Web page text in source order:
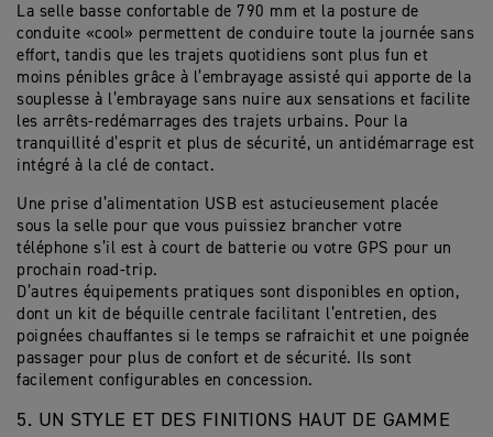
La selle basse confortable de 790 mm et la posture de
conduite «cool» permettent de conduire toute la journée sans
effort, tandis que les trajets quotidiens sont plus fun et
moins pénibles grâce à l’embrayage assisté qui apporte de la
souplesse à l’embrayage sans nuire aux sensations et facilite
les arrêts-redémarrages des trajets urbains. Pour la
tranquillité d’esprit et plus de sécurité, un antidémarrage est
intégré à la clé de contact.
Une prise d’alimentation USB est astucieusement placée
sous la selle pour que vous puissiez brancher votre
téléphone s’il est à court de batterie ou votre GPS pour un
prochain road-trip.
D’autres équipements pratiques sont disponibles en option,
dont un kit de béquille centrale facilitant l’entretien, des
poignées chauffantes si le temps se rafraichit et une poignée
passager pour plus de confort et de sécurité. Ils sont
facilement configurables en concession.
5. UN STYLE ET DES FINITIONS HAUT DE GAMME